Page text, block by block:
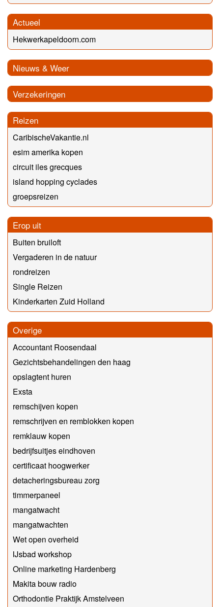
Actueel
Hekwerkapeldoorn.com
Nieuws & Weer
Verzekeringen
Reizen
CaribischeVakantie.nl
esim amerika kopen
circuit iles grecques
island hopping cyclades
groepsreizen
Erop uit
Buiten bruiloft
Vergaderen in de natuur
rondreizen
Single Reizen
Kinderkarten Zuid Holland
Overige
Accountant Roosendaal
Gezichtsbehandelingen den haag
opslagtent huren
Exsta
remschijven kopen
remschrijven en remblokken kopen
remklauw kopen
bedrijfsuitjes eindhoven
certificaat hoogwerker
detacheringsbureau zorg
timmerpaneel
mangatwacht
mangatwachten
Wet open overheid
IJsbad workshop
Online marketing Hardenberg
Makita bouw radio
Orthodontie Praktijk Amstelveen